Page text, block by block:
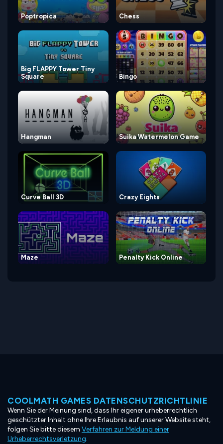
Poptropica Chess
Big FLAPPY Tower Tiny
Square
Bingo
Hangman Suika Watermelon Game
Curve Ball 3D Crazy Eights
Maze Penalty Kick Online
COOLMATH GAMES DATENSCHUTZRICHTLINIE
Wenn Sie der Meinung sind, dass Ihr eigener urheberrechtlich
geschützter Inhalt ohne Ihre Erlaubnis auf unserer Website steht,
folgen Sie bitte diesem Verfahren zur Meldung einer
Urheberrechtsverletzung.